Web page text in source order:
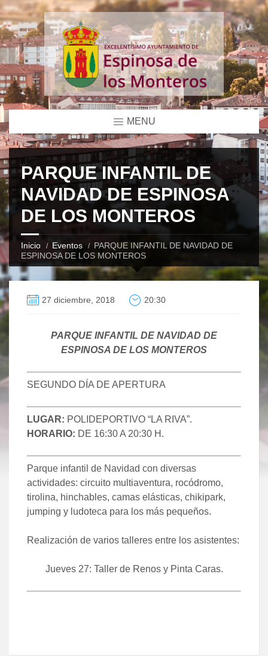
MENU
PARQUE INFANTIL DE
NAVIDAD DE ESPINOSA
DE LOS MONTEROS
Inicio Eventos
PARQUE INFANTIL DE NAVIDAD DE
ESPINOSA DE LOS MONTEROS
27 diciembre, 2018 20:30
PARQUE INFANTIL DE NAVIDAD DE
ESPINOSA DE LOS MONTEROS
SEGUNDO DÍA DE APERTURA
LUGAR: POLIDEPORTIVO “LA RIVA”.
HORARIO: DE 16:30 A 20:30 H.
Parque infantil de Navidad con diversas
actividades: circuito multiaventura, rocódromo,
tirolina, hinchables, camas elásticas, chikipark,
jumping y ludoteca para los más pequeños.
Realización de varios talleres entre los asistentes:
Jueves 27: Taller de Renos y Pinta Caras.